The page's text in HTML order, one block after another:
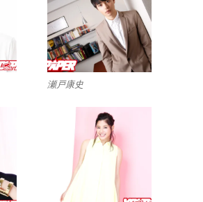
瀬戸康史